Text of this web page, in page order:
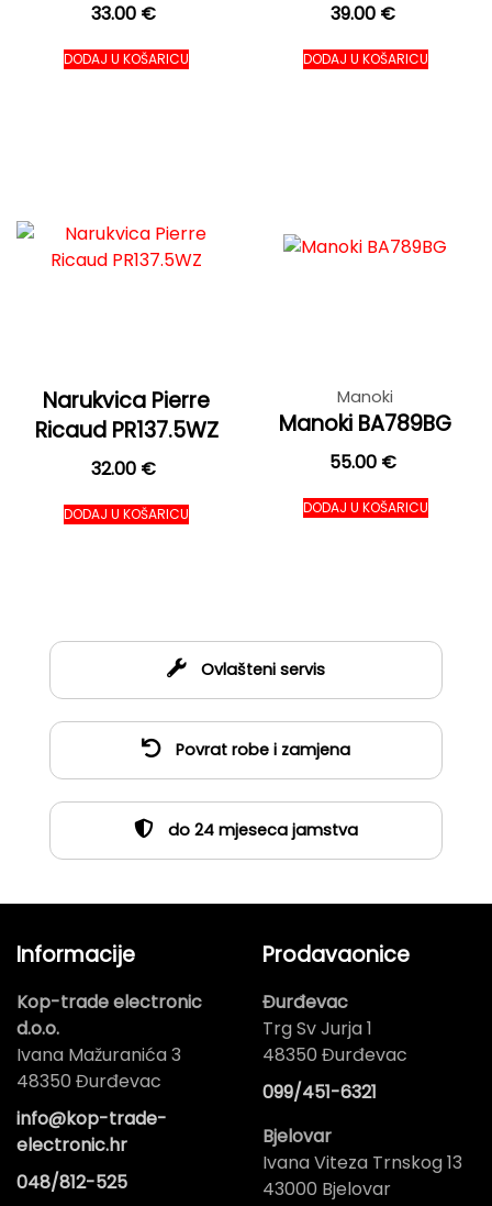
33.00 €
DODAJ U KOŠARICU
39.00 €
DODAJ U KOŠARICU
Narukvica Pierre
Ricaud PR137.5WZ
32.00 €
DODAJ U KOŠARICU
Manoki
Manoki BA789BG
55.00 €
DODAJ U KOŠARICU
Ovlašteni servis
Povrat robe i zamjena
do 24 mjeseca jamstva
Informacije
Kop-trade electronic
d.o.o.
Ivana Mažuranića 3
48350 Đurđevac
info@kop-trade-
electronic.hr
048/812-525
Prodavaonice
Đurđevac
Trg Sv Jurja 1
48350 Đurđevac
099/451-6321
Bjelovar
Ivana Viteza Trnskog 13
43000 Bjelovar